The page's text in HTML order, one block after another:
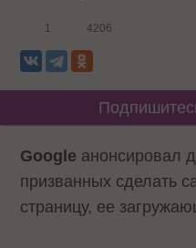
1 4206
Google анонсировал
призванных сделать
страницу, ее